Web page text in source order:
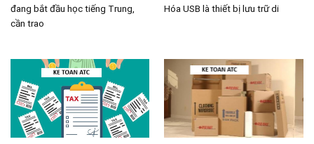
đang bắt đầu học tiếng Trung,
cần trao
Hóa USB là thiết bị lưu trữ di